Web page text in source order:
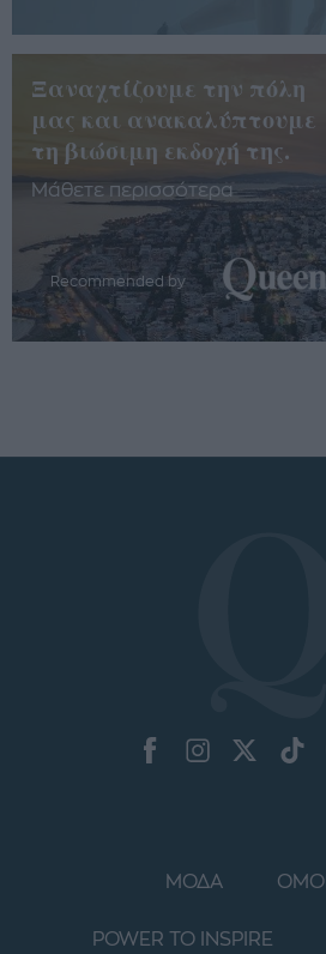
Ξαναχτίζουμε την πόλη
μας και ανακαλύπτουμε
τη βιώσιμη εκδοχή της.
Μάθετε περισσότερα
Recommended by
ΜΟΔΑ
POWER TO INSPIRE